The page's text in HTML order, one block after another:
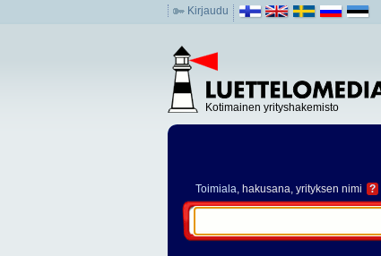
Kirjaudu
Kotimainen yrityshakemisto
Toimiala, hakusana, yrityksen nimi ?